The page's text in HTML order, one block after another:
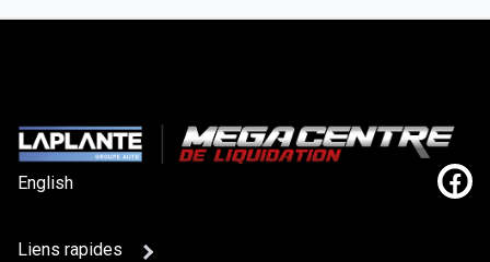
English
Liens rapides